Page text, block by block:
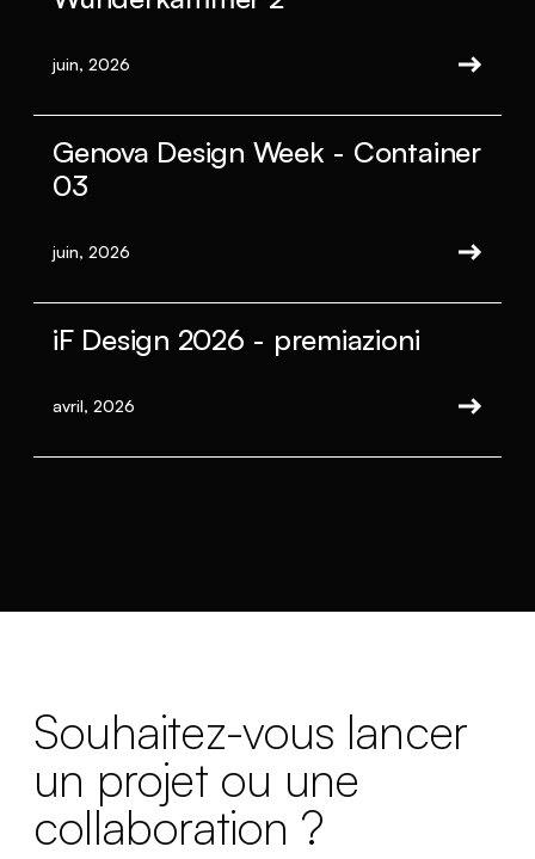
juin, 2026
Genova Design Week - Container
03
juin, 2026
iF Design 2026 - premiazioni
avril, 2026
Souhaitez-vous lancer
un projet ou une
collaboration ?